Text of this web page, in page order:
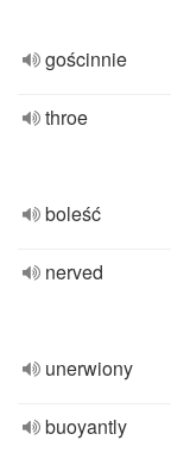
gościnnie
throe
boleść
nerved
unerwiony
buoyantly